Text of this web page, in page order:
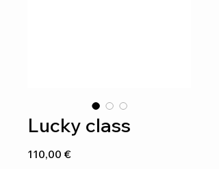
Lucky class
110,00 €Preço